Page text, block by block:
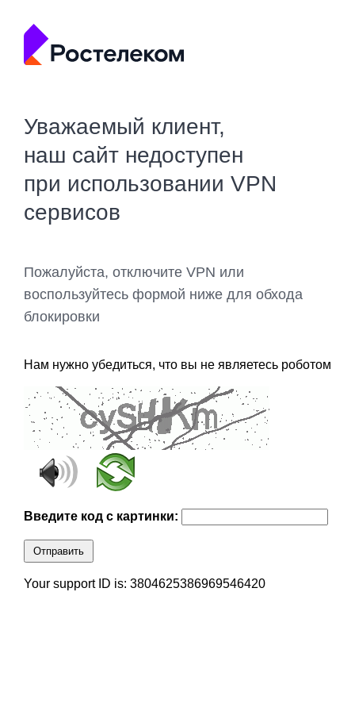
Уважаемый клиент,
наш сайт недоступен
при использовании VPN
сервисов
Пожалуйста, отключите VPN или
воспользуйтесь формой ниже для обхода
блокировки
Нам нужно убедиться, что вы не являетесь роботом
Введите код с картинки:
Отправить
Your support ID is: 3804625386969546420